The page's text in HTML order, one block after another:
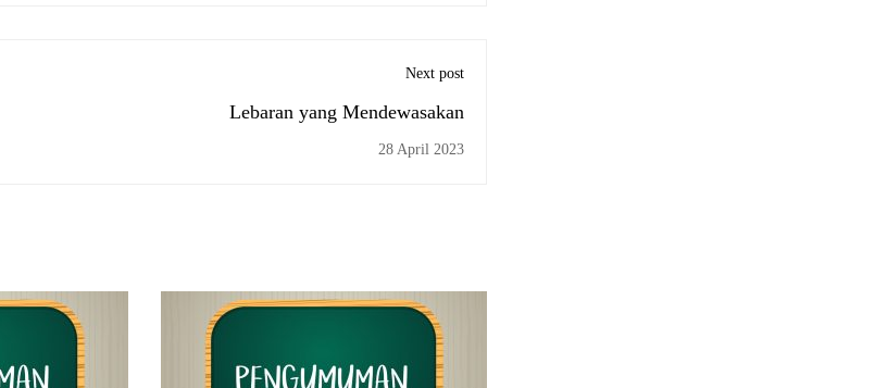
Next post
Lebaran yang Mendewasakan
28 April 2023